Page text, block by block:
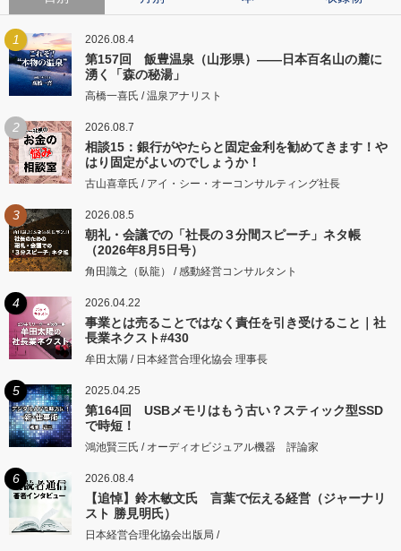
1 2026.08.4
第157回 飯豊温泉（山形県）――日本百名山の麓に
湧く「森の秘湯」
高橋一喜氏 / 温泉アナリスト
2 2026.08.7
相談15：銀行がやたらと固定金利を勧めてきます！や
はり固定がよいのでしょうか！
古山喜章氏 / アイ・シー・オーコンサルティング社長
3 2026.08.5
朝礼・会議での「社長の３分間スピーチ」ネタ帳
（2026年8月5日号）
角田識之（臥龍） / 感動経営コンサルタント
4 2026.04.22
事業とは売ることではなく責任を引き受けること｜社
長業ネクスト#430
牟田太陽 / 日本経営合理化協会 理事長
5 2025.04.25
第164回 USBメモリはもう古い？スティック型SSD
で時短！
鴻池賢三氏 / オーディオビジュアル機器 評論家
6 2026.08.4
【追悼】鈴木敏文氏 言葉で伝える経営（ジャーナリ
スト 勝見明氏）
日本経営合理化協会出版局 /